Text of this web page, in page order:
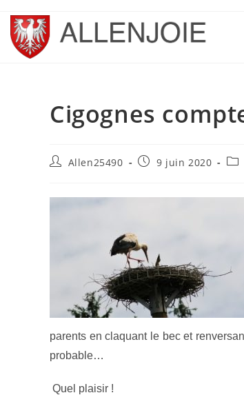
content
Cigognes
Auteur/autrice
publication :
Allen25490
Publication
9 juin 2020
parents en claquant le bec et
probable…
Quel plaisir !